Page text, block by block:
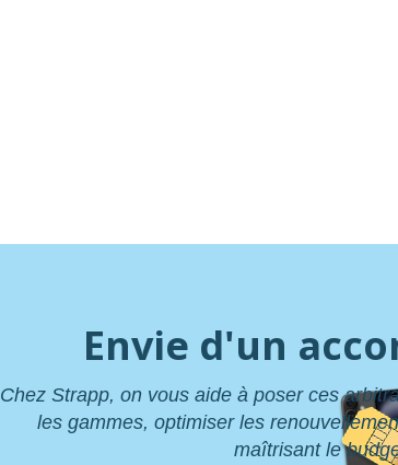
Envie d'un
Chez Strapp, on vous aide à poser ces
les gammes, optimiser les
maîtrisant le